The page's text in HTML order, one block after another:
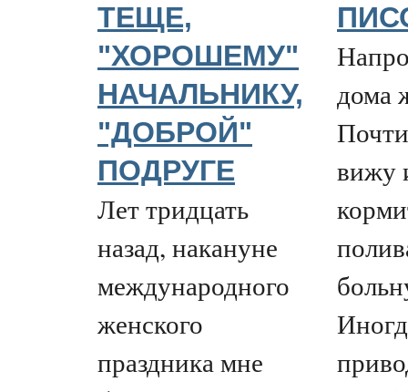
ТЕЩЕ,
"ХОРОШЕМУ"
НАЧАЛЬНИКУ,
"ДОБРОЙ"
ПОДРУГЕ
Лет тридцать
назад, накануне
международного
женского
праздника мне
дома
вижу